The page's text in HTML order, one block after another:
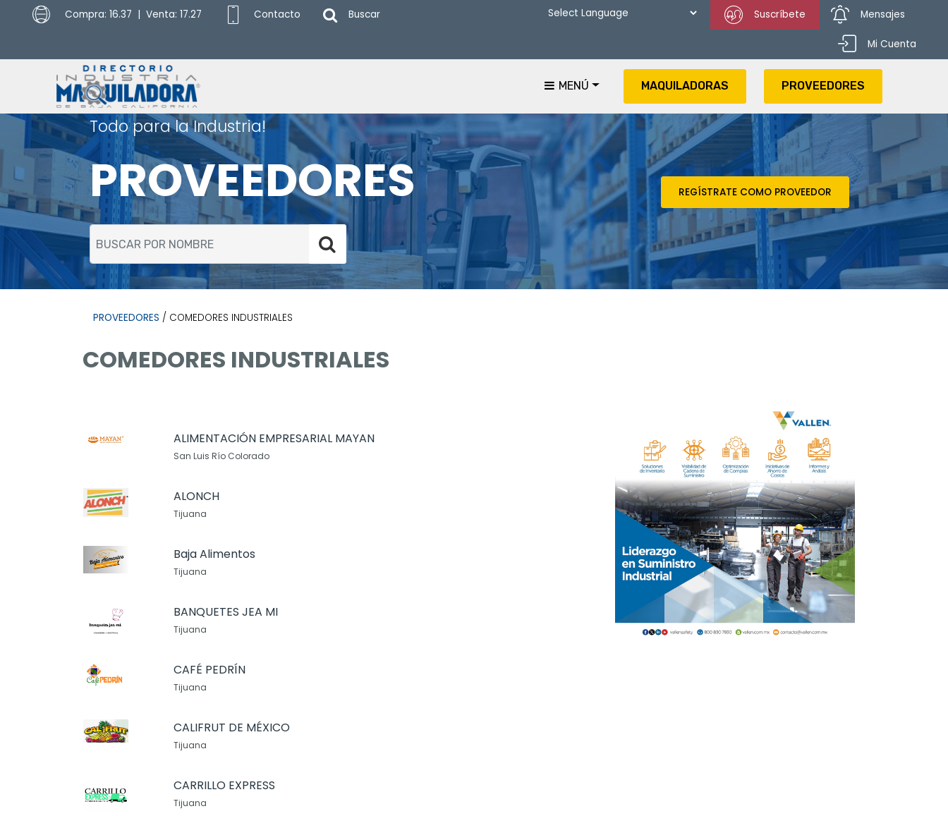
Compra: 16.37 | Venta: 17.27 Contacto Buscar Suscríbete Mensajes
Mi Cuenta
MENÚ MAQUILADORAS PROVEEDORES
Todo para la Industria!
PROVEEDORES REGÍSTRATE COMO PROVEEDOR
PROVEEDORES / COMEDORES INDUSTRIALES
COMEDORES INDUSTRIALES
ALIMENTACIÓN EMPRESARIAL MAYAN
San Luis Río Colorado
ALONCH
Tijuana
Baja Alimentos
Tijuana
BANQUETES JEA MI
Tijuana
CAFÉ PEDRÍN
Tijuana
CALIFRUT DE MÉXICO
Tijuana
CARRILLO EXPRESS
Tijuana